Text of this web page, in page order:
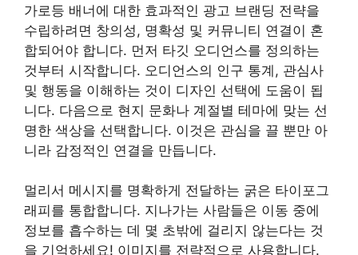
가로등 배너에 대한 효과적인 광고 브랜딩 전략을
수립하려면 창의성, 명확성 및 커뮤니티 연결이 혼
합되어야 합니다. 먼저 타깃 오디언스를 정의하는
것부터 시작합니다. 오디언스의 인구 통계, 관심사
및 행동을 이해하는 것이 디자인 선택에 도움이 됩
니다. 다음으로 현지 문화나 계절별 테마에 맞는 선
명한 색상을 선택합니다. 이것은 관심을 끌 뿐만 아
니라 감정적인 연결을 만듭니다.
멀리서 메시지를 명확하게 전달하는 굵은 타이포그
래피를 통합합니다. 지나가는 사람들은 이동 중에
정보를 흡수하는 데 몇 초밖에 걸리지 않는다는 것
을 기억하세요! 이미지를 전략적으로 사용합니다.